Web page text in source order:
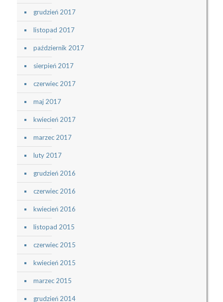
grudzień 2017
listopad 2017
październik 2017
sierpień 2017
czerwiec 2017
maj 2017
kwiecień 2017
marzec 2017
luty 2017
grudzień 2016
czerwiec 2016
kwiecień 2016
listopad 2015
czerwiec 2015
kwiecień 2015
marzec 2015
grudzień 2014